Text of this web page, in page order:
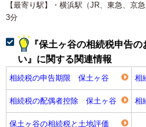
【最寄り駅】・横浜駅（JR、東急、京
3分
『保土ヶ谷の相続税申告
い』に関する関連情報
相続税の申告期限 保土ヶ谷 相
相続税の配偶者控除 保土ヶ谷 相
保土ヶ谷の相続税と土地評価